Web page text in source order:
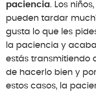
paciencia. Los
pueden tardar
gusta lo que les
la paciencia y
estás transmitiendo
de hacerlo bien y
estos casos, la